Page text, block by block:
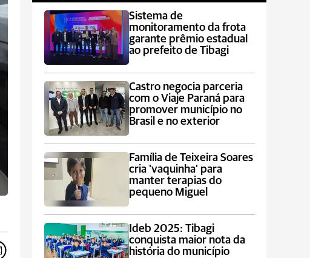
Sistema de
monitoramento da frota
garante prêmio estadual
ao prefeito de Tibagi
Castro negocia parceria
com o Viaje Paraná para
promover município no
Brasil e no exterior
Família de Teixeira Soares
cria 'vaquinha' para
manter terapias do
pequeno Miguel
Ideb 2025: Tibagi
conquista maior nota da
história do município